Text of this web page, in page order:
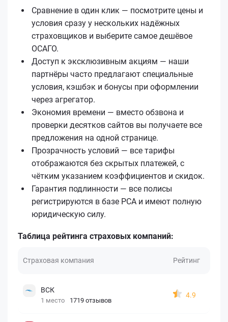
Сравнение в один клик — посмотрите цены и
условия сразу у нескольких надёжных
страховщиков и выберите самое дешёвое
ОСАГО.
Доступ к эксклюзивным акциям — наши
партнёры часто предлагают специальные
условия, кэшбэк и бонусы при оформлении
через агрегатор.
Экономия времени — вместо обзвона и
проверки десятков сайтов вы получаете все
предложения на одной странице.
Прозрачность условий — все тарифы
отображаются без скрытых платежей, с
чётким указанием коэффициентов и скидок.
Гарантия подлинности — все полисы
регистрируются в базе РСА и имеют полную
юридическую силу.
Таблица рейтинга страховых компаний:
Страховая компания Рейтинг
ВСК
1 место 1719 отзывов
4.9